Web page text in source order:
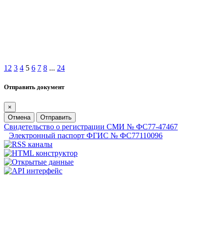
1 2 3 4 5 6 7 8 ... 24
Отправить документ
×
Отмена
Отправить
Свидетельство о регистрации СМИ № ФС77-47467
Электронный паспорт ФГИС № ФС77110096